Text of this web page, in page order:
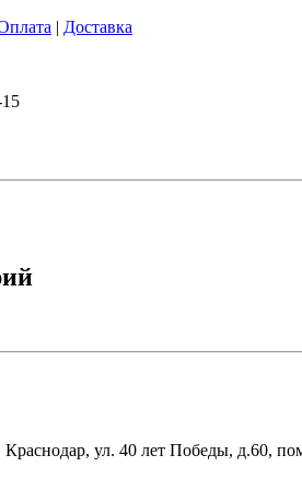
| Доставка
Краснодар, ул. 40 лет Победы, д.60,